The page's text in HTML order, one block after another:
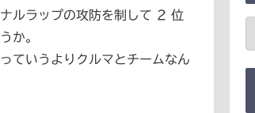
ルラップの攻防を制して 2 位
か。
ていうよりクルマとチームなん